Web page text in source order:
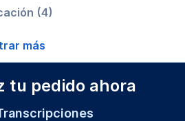
(4)
de Gotranscript (1)
prácticas (240)
(108)
más
tu pedido ahora